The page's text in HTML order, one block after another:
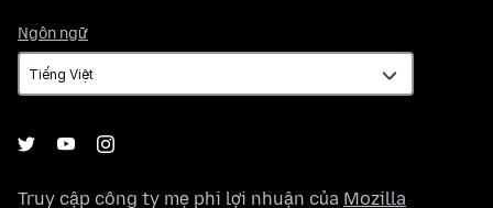
Ngôn ngữ
ngữ
Truy cập công ty mẹ phi lợi nhuận của Mozilla